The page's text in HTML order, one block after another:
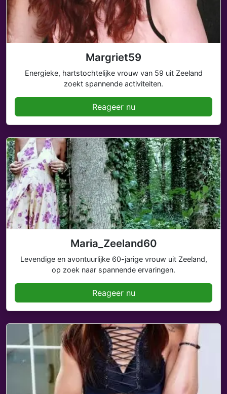
Margriet59
Energieke, hartstochtelijke vrouw van 59 uit Zeeland
zoekt spannende activiteiten.
Reageer nu
Maria_Zeeland60
Levendige en avontuurlijke 60-jarige vrouw uit Zeeland,
op zoek naar spannende ervaringen.
Reageer nu